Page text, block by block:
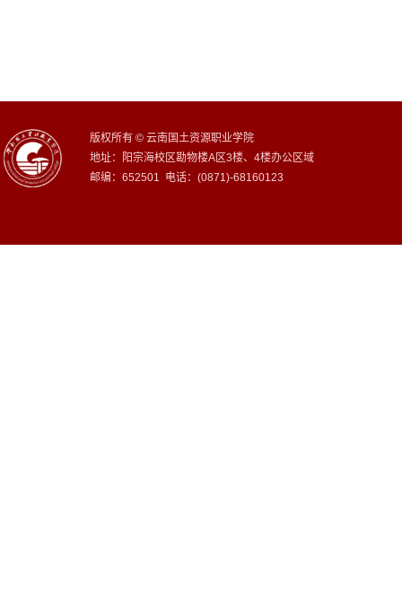
版权所有 © 云南国土资源职业学院
地址：阳宗海校区勘物楼A区3楼、4楼办公区域
邮编：652501 电话：(0871)-68160123